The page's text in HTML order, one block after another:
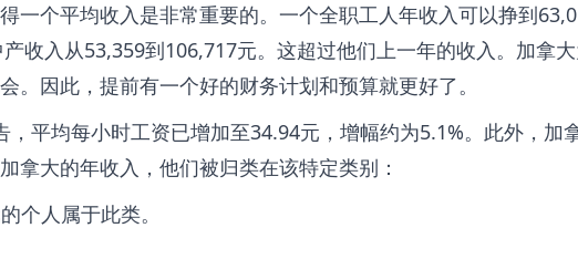
一个平均收入是非常重要的。一个全职工人年收入可以挣到
收入从53,359到106,717元。这超过他们上一年的收入。加拿
。因此，提前有一个好的财务计划和预算就更好了。
，平均每小时工资已增加至34.94元，增幅约为5.1%。此外，加
拿大的年收入，他们被归类在该特定类别：
个人属于此类。